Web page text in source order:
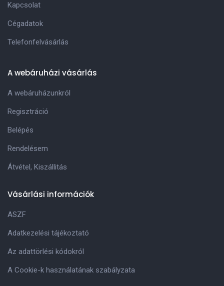
Kapcsolat
Cégadatok
Telefonfelvásárlás
A webáruházi vásárlás
A webáruházunkról
Regisztráció
Belépés
Rendelésem
Átvétel, Kiszállitás
Vásárlási információk
ASZF
Adatkezelési tájékoztató
Az adattörlési kódokról
A Cookie-k használatának szabályzata